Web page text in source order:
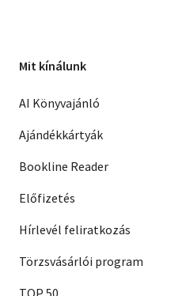
Mit kínálunk
AI Könyvajánló
Ajándékkártyák
Bookline Reader
Előfizetés
Hírlevél feliratkozás
Törzsvásárlói program
TOP 50